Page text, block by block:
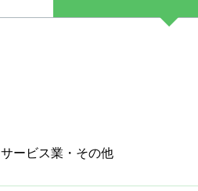
サービス業・その他